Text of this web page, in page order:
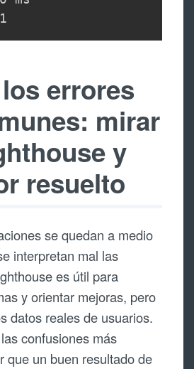
errores
mirar
y
resuelto
se quedan a medio
interpretan mal las
es útil para
y orientar mejoras, pero
datos reales de usuarios.
confusiones más
que un buen resultado de